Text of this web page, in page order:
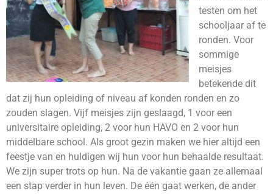
testen om het
schooljaar af te
ronden. Voor
sommige
meisjes
betekende dit
dat zij hun opleiding of niveau af konden ronden en zo
zouden slagen. Vijf meisjes zijn geslaagd, 1 voor een
universitaire opleiding, 2 voor hun HAVO en 2 voor hun
middelbare school. Als groot gezin maken we hier altijd een
feestje van en huldigen wij hun voor hun behaalde resultaat.
We zijn super trots op hun. Na de vakantie gaan ze allemaal
een stap verder in hun leven. De één gaat werken, de ander